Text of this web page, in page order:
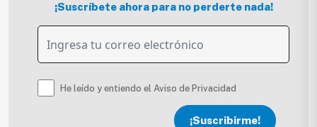
¡Suscríbete ahora para no perderte nada!
He leído y entiendo el Aviso de Privacidad
¡Suscribirme!